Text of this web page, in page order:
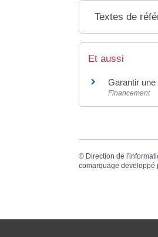
Textes de
Et aussi
Garantir
Financement
© Direction de
comarquage developpé